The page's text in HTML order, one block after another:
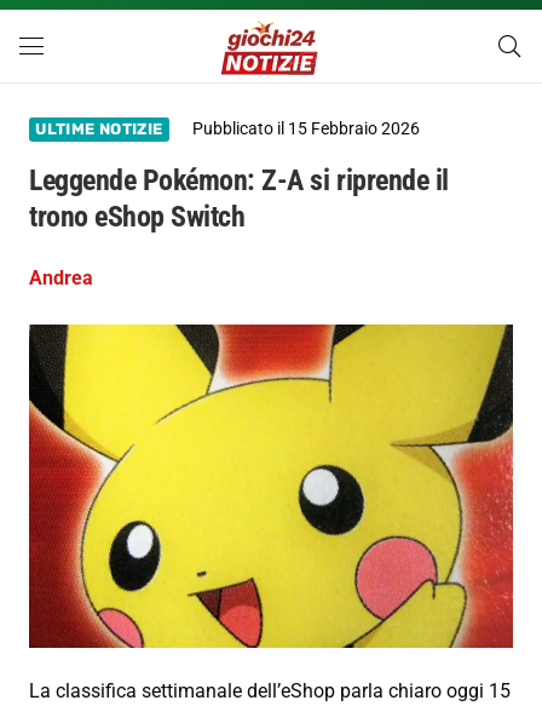
ULTIME NOTIZIE Pubblicato il 15 Febbraio 2026
Leggende Pokémon: Z-A si riprende il
trono eShop Switch
Andrea
La classifica settimanale dell’eShop parla chiaro oggi 15